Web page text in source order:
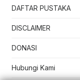
DAFTAR PUSTAKA
DISCLAIMER
DONASI
Hubungi Kami